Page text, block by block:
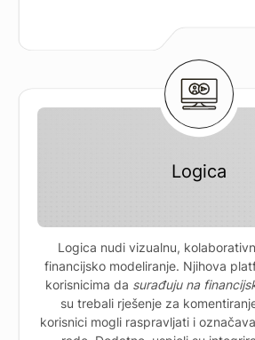
Logica
Logica nudi vizualnu,
financijsko modeliranje. Njihova
korisnicima da surađuju na
su trebali rješenje za
korisnici mogli raspravljati i